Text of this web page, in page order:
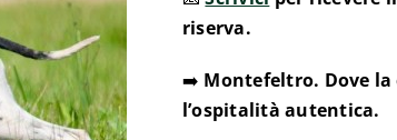
riserva.
➡️ Montefeltro. Dove la
l’ospitalità autentica.